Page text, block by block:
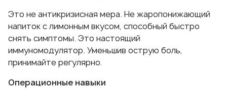
Это не антикризисная мера. Не жаропонижающий
напиток с лимонным вкусом, способный быстро
снять симптомы. Это настоящий
иммуномодулятор. Уменьшив острую боль,
принимайте регулярно.
Операционные навыки